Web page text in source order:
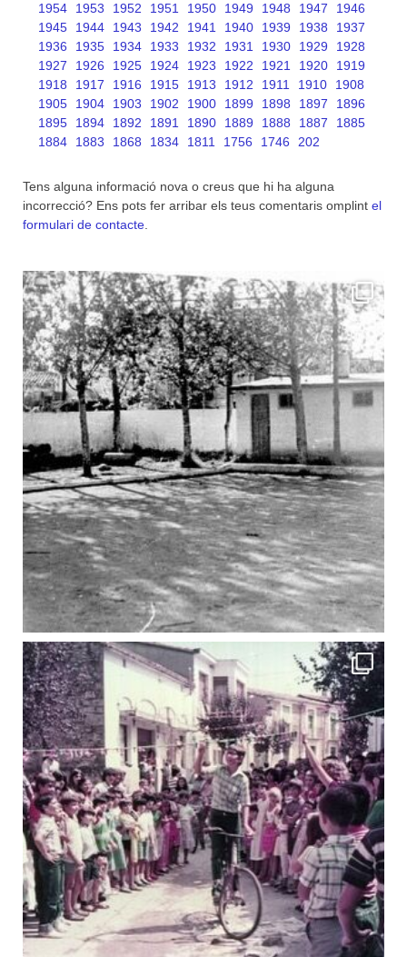
1954
1953 1952 1951 1950 1949 1948 1947
1946
1945
1944 1943 1942 1941 1940 1939 1938
1937
1936
1935 1934 1933 1932 1931 1930 1929
1928
1927
1926 1925 1924 1923 1922 1921 1920
1919
1918
1917 1916 1915 1913 1912 1911 1910
1908
1905
1904 1903 1902 1900 1899 1898 1897
1896
1895
1894 1892 1891 1890 1889 1888 1887
1885
1884
1883 1868 1834 1811 1756 1746 202
Tens alguna informació nova o creus que hi ha alguna
incorrecció? Ens pots fer arribar els teus comentaris omplint el
formulari de contacte